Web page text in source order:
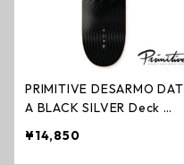
PRIMITIVE DESARMO DAT
A BLACK SILVER Deck デ
ミティブ
¥14,850